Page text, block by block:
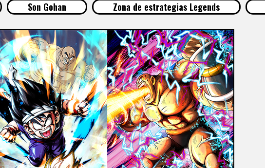
Son Gohan Zona de estrategias Legends